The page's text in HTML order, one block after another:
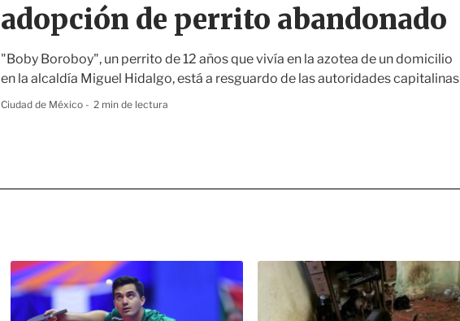
adopción de perrito abandonado
"Boby Boroboy", un perrito de 12 años que vivía en la azotea de un domicilio
en la alcaldía Miguel Hidalgo, está a resguardo de las autoridades capitalinas
Ciudad de México 2 min de lectura